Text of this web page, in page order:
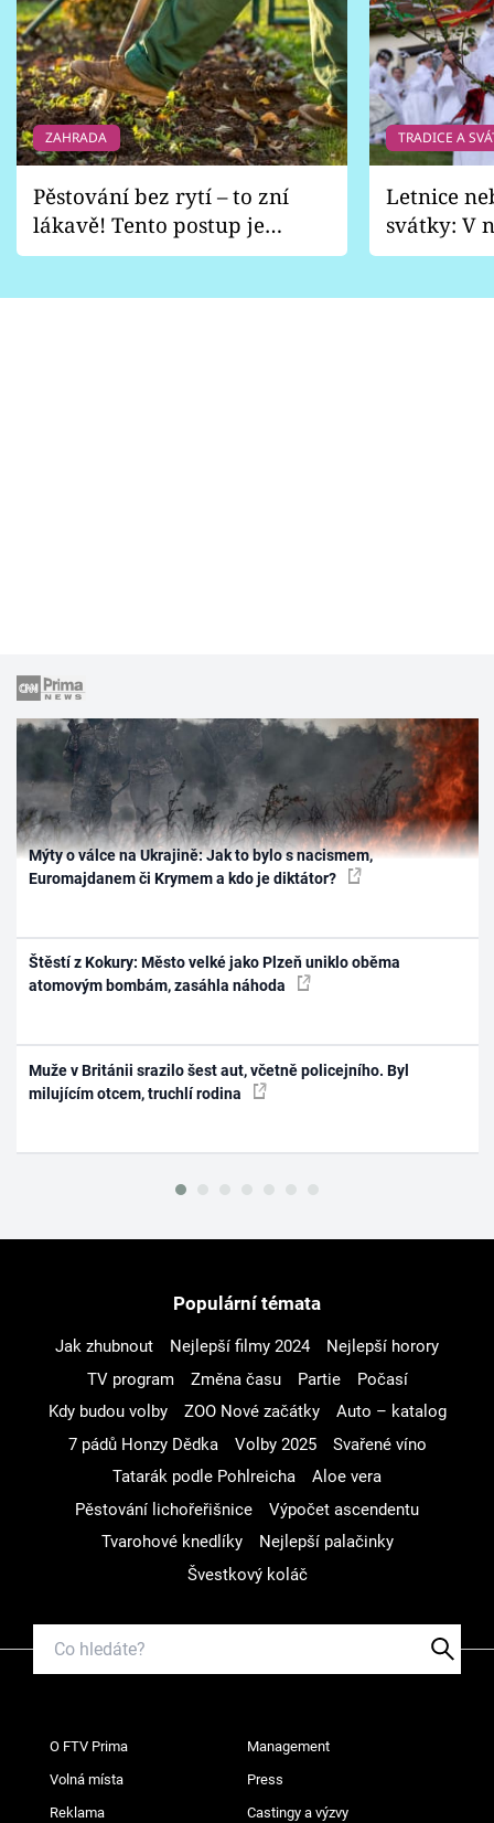
ZAHRADA
Pěstování bez rytí – to zní
lákavě! Tento postup je
vhodný jen pro některé
TRADICE A
Letnice
svátky: V
pondělí
Mýty o válce na Ukrajině: Jak to bylo s nacismem,
Euromajdanem či Krymem a kdo je diktátor?
Štěstí z Kokury: Město velké jako Plzeň uniklo oběma
atomovým bombám, zasáhla náhoda
Muže v Británii srazilo šest aut, včetně policejního. Byl
milujícím otcem, truchlí rodina
Populární témata
Jak zhubnout Nejlepší filmy 2024
Nejlepší horory
TV program
Změna času Partie
Počasí
Kdy budou volby
ZOO Nové začátky
Auto – katalog
7 pádů Honzy Dědka
Volby 2025
Svařené víno
Tatarák podle Pohlreicha
Aloe vera
Pěstování lichořeřišnice
Výpočet ascendentu
Tvarohové knedlíky
Nejlepší palačinky
Švestkový koláč
O FTV Prima Management
Volná místa Press
Reklama Castingy a výzvy